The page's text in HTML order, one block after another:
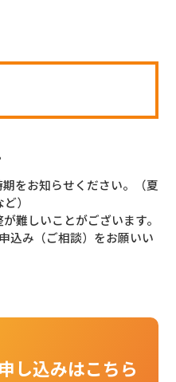
をお知らせください。（夏
）
難しいことがございます。
込み（ご相談）をお願いい
し込みはこちら